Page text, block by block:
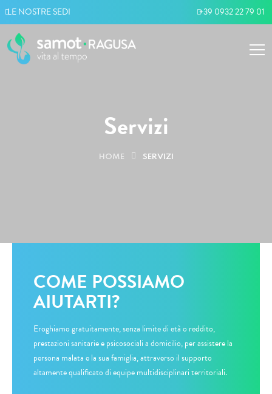
LE NOSTRE SEDI +39 0932 22 79 01
Servizi
HOME SERVIZI
COME POSSIAMO
AIUTARTI?
Eroghiamo gratuitamente, senza limite di età o reddito,
prestazioni sanitarie e psicosociali a domicilio, per assistere la
persona malata e la sua famiglia, attraverso il supporto
altamente qualificato di equipe multidisciplinari territoriali.